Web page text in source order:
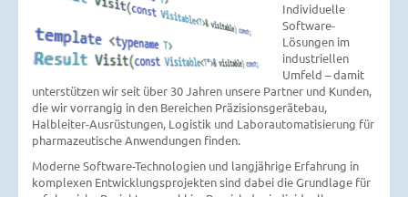
Individuelle
Software-
Lösungen im
industriellen
Umfeld – damit
unterstützen wir seit über 30 Jahren unsere Partner und Kunden,
die wir vorrangig in den Bereichen Präzisionsgerätebau,
Halbleiter-Ausrüstungen, Logistik und Laborautomatisierung für
pharmazeutische Anwendungen finden.
Moderne Software-Technologien und langjährige Erfahrung in
komplexen Entwicklungsprojekten sind dabei die Grundlage für